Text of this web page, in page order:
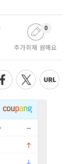
추가취재 원해요
0